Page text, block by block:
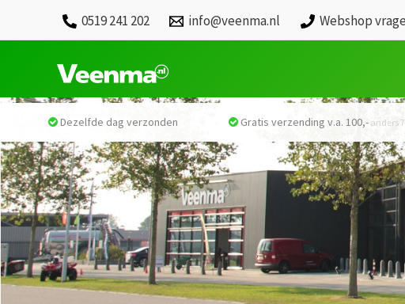
0519 241 202 info@veenma.nl Webshop
Dezelfde dag verzonden Gratis verzending v.a. 100,-anders